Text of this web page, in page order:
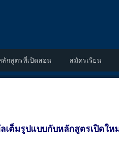
ลักสูตรที่เปิดสอน สมัครเรียน
ต็มรูปแบบกับหลักสูตรเปิดให